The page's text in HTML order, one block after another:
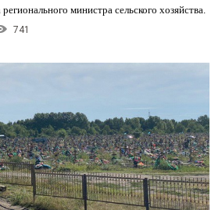
министра сельского хозяйства.
741